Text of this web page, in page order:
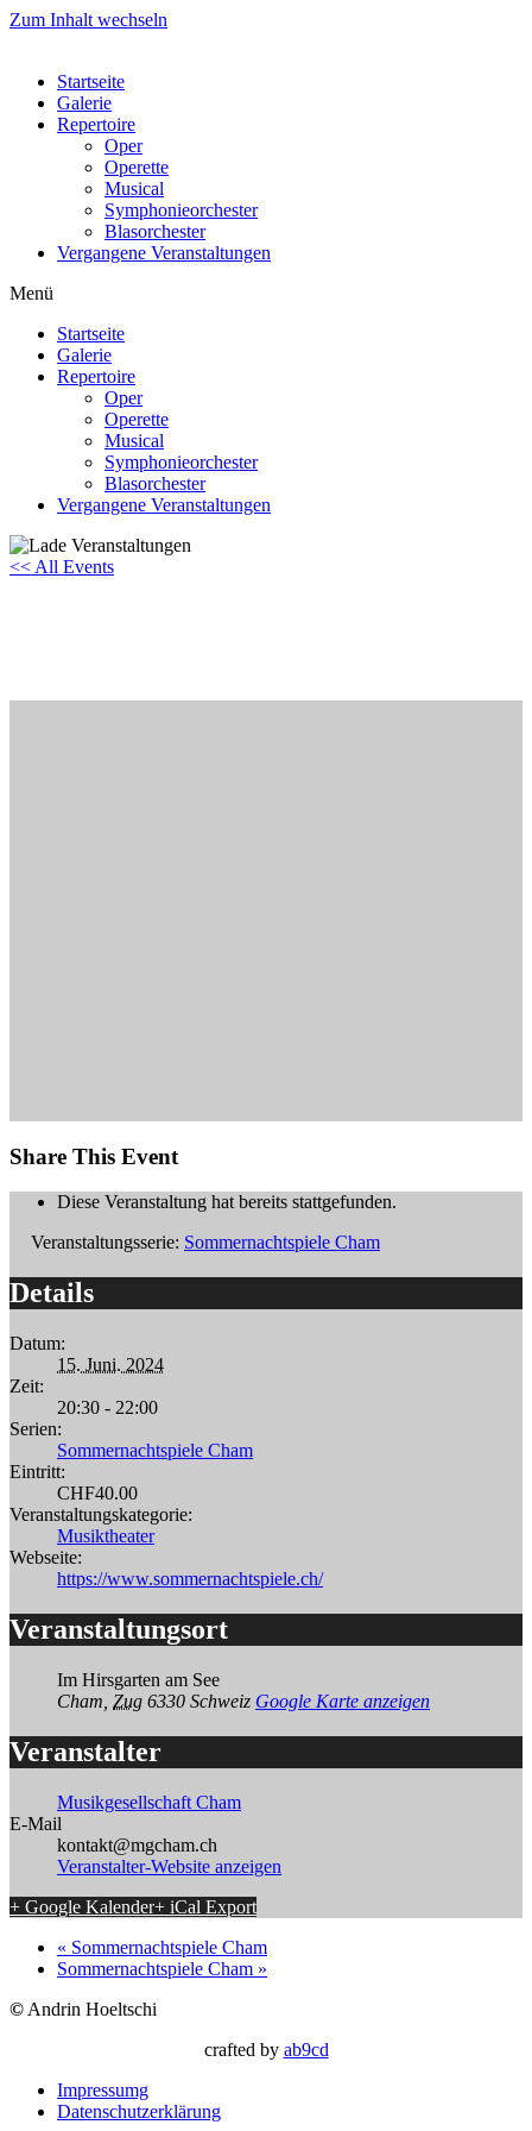
Zum Inhalt wechseln
Startseite
Galerie
Repertoire
Oper
Operette
Musical
Symphonieorchester
Blasorchester
Vergangene Veranstaltungen
Menü
Startseite
Galerie
Repertoire
Oper
Operette
Musical
Symphonieorchester
Blasorchester
Vergangene Veranstaltungen
<< All Events
Share This Event
Diese Veranstaltung hat bereits stattgefunden.
Veranstaltungsserie: Sommernachtspiele Cham
Details
Datum:
15. Juni. 2024
Zeit:
20:30 - 22:00
Serien:
Sommernachtspiele Cham
Eintritt:
CHF40.00
Veranstaltungskategorie:
Musiktheater
Webseite:
https://www.sommernachtspiele.ch/
Veranstaltungsort
Im Hirsgarten am See
Cham Zug 6330 Schweiz Google Karte anzeigen
Veranstalter
Musikgesellschaft Cham
E-Mail
kontakt@mgcham.ch
Veranstalter-Website anzeigen
+ Google Kalender+ iCal Export
« Sommernachtspiele Cham
Sommernachtspiele Cham »
© Andrin Hoeltschi
crafted by ab9cd
Impressumg
Datenschutzerklärung